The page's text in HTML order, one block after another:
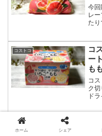
紹
今回
レ
た
も
コストコ
コ
ー
も
る
コ
ク
ド
コストコ
コ
使
ホーム シェア